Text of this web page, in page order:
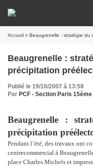
Accueil » Beaugrenelle : stratégie du
Beaugrenelle :
précipitation
Publié le 19/10/2007 à 13:58
Par PCF - Section Paris 15ème
Beaugrenelle :
précipitation
Pendant l’été, des travaux ont
centrecommercial à
place Charles Michels et